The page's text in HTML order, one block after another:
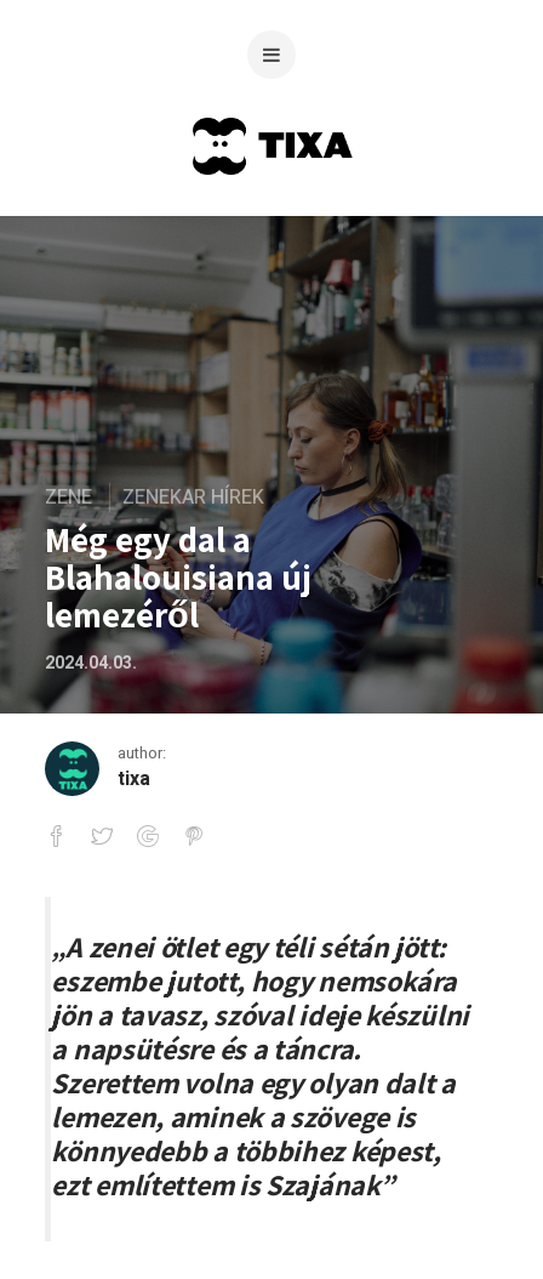
ZENE ZENEKAR HÍREK
Még egy dal a
Blahalouisiana új
lemezéről
2024.04.03.
author:
tixa
„A zenei ötlet egy téli sétán jött:
eszembe jutott, hogy nemsokára
jön a tavasz, szóval ideje készülni
a napsütésre és a táncra.
Szerettem volna egy olyan dalt a
lemezen, aminek a szövege is
könnyedebb a többihez képest,
ezt említettem is Szajának”